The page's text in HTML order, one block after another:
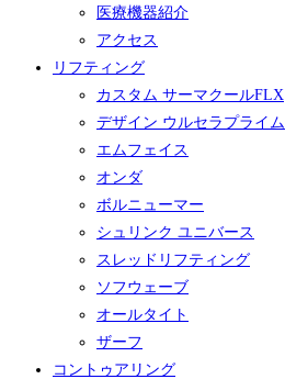
医療機器紹介
アクセス
リフティング
カスタム サーマクールFLX
デザイン ウルセラプライム
エムフェイス
オンダ
ボルニューマー
シュリンク ユニバース
スレッドリフティング
ソフウェーブ
オールタイト
ザーフ
コントゥアリング